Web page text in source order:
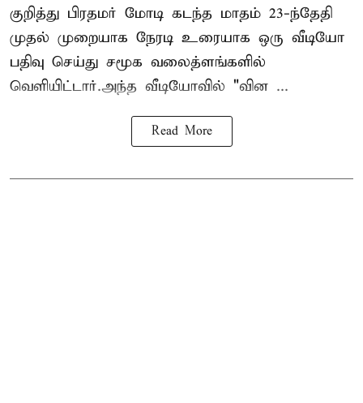
குறித்து பிரதமர் மோடி கடந்த மாதம் 23-ந்தேதி
முதல் முறையாக நேரடி உரையாக ஒரு வீடியோ
பதிவு செய்து சமூக வலைத்ளங்களில்
வெளியிட்டார்.அந்த வீடியோவில் "வின ...
Read More